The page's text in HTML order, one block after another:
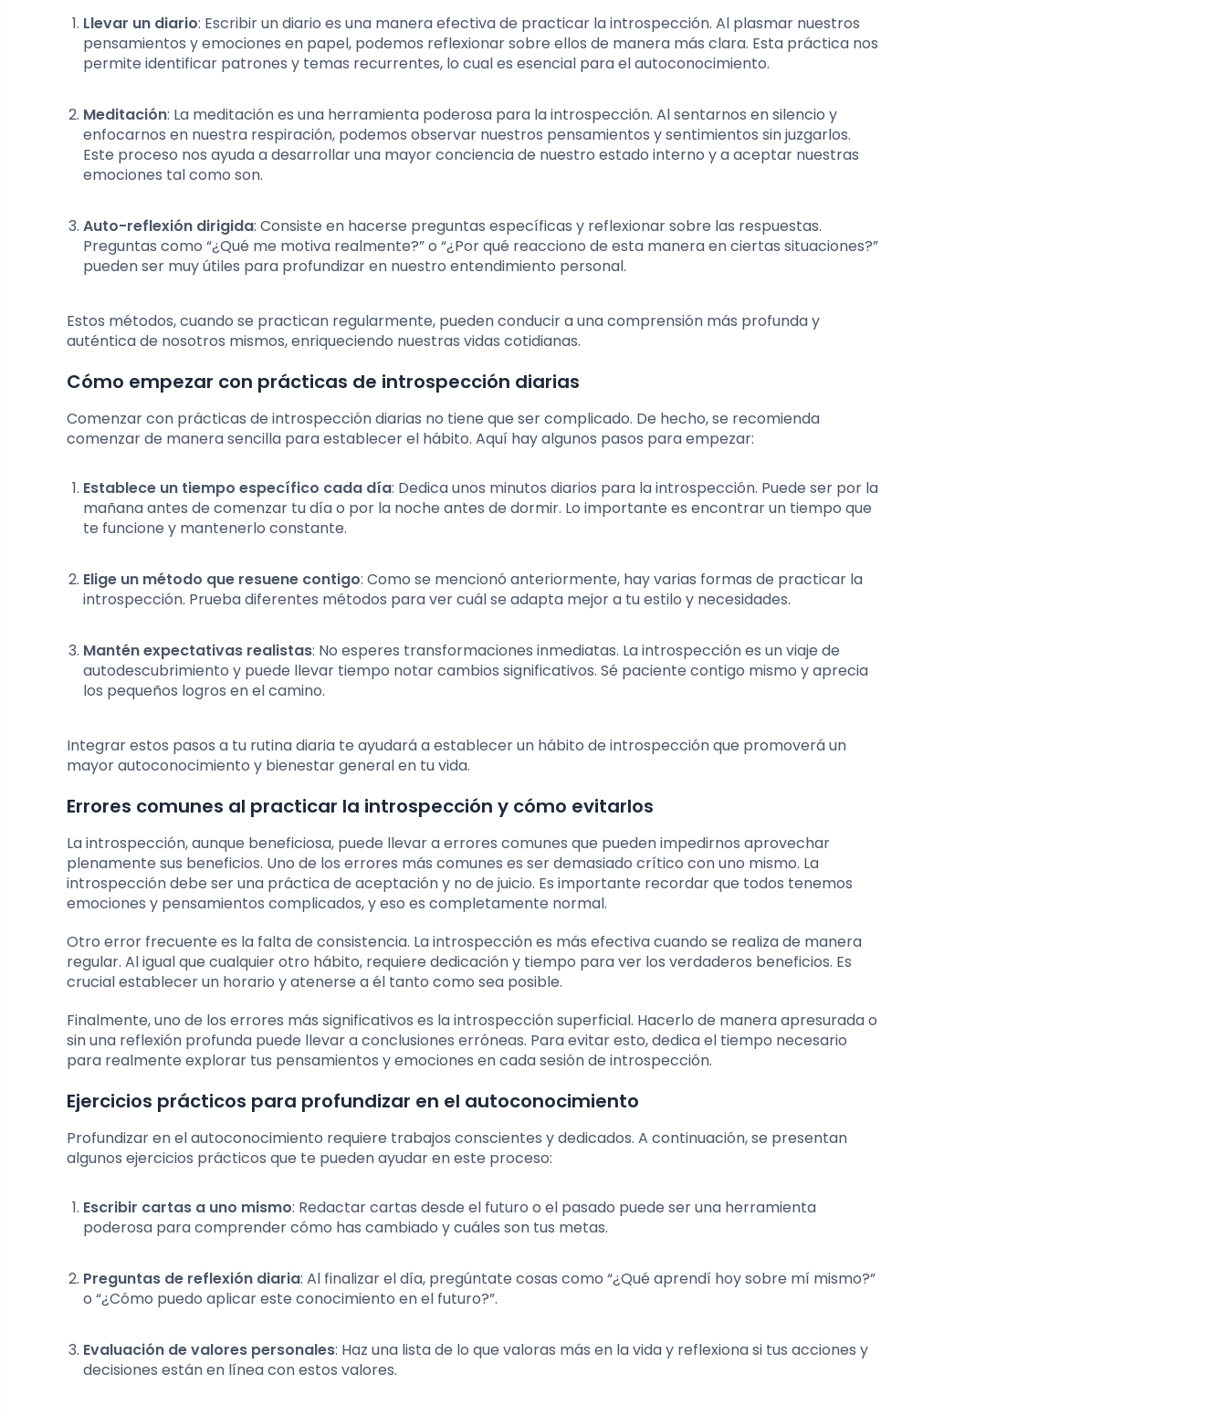
Llevar un diario: Escribir un diario es una manera efectiva de practicar la introspección. Al plasmar nuestros
pensamientos y emociones en papel, podemos reflexionar sobre ellos de manera más clara. Esta práctica nos
permite identificar patrones y temas recurrentes, lo cual es esencial para el autoconocimiento.
Meditación: La meditación es una herramienta poderosa para la introspección. Al sentarnos en silencio y
enfocarnos en nuestra respiración, podemos observar nuestros pensamientos y sentimientos sin juzgarlos.
Este proceso nos ayuda a desarrollar una mayor conciencia de nuestro estado interno y a aceptar nuestras
emociones tal como son.
Auto-reflexión dirigida: Consiste en hacerse preguntas específicas y reflexionar sobre las respuestas.
Preguntas como “¿Qué me motiva realmente?” o “¿Por qué reacciono de esta manera en ciertas situaciones?”
pueden ser muy útiles para profundizar en nuestro entendimiento personal.
Estos métodos, cuando se practican regularmente, pueden conducir a una comprensión más profunda y
auténtica de nosotros mismos, enriqueciendo nuestras vidas cotidianas.
Cómo empezar con prácticas de introspección diarias
Comenzar con prácticas de introspección diarias no tiene que ser complicado. De hecho, se recomienda
comenzar de manera sencilla para establecer el hábito. Aquí hay algunos pasos para empezar:
Establece un tiempo específico cada día: Dedica unos minutos diarios para la introspección. Puede ser por la
mañana antes de comenzar tu día o por la noche antes de dormir. Lo importante es encontrar un tiempo que
te funcione y mantenerlo constante.
Elige un método que resuene contigo: Como se mencionó anteriormente, hay varias formas de practicar la
introspección. Prueba diferentes métodos para ver cuál se adapta mejor a tu estilo y necesidades.
Mantén expectativas realistas: No esperes transformaciones inmediatas. La introspección es un viaje de
autodescubrimiento y puede llevar tiempo notar cambios significativos. Sé paciente contigo mismo y aprecia
los pequeños logros en el camino.
Integrar estos pasos a tu rutina diaria te ayudará a establecer un hábito de introspección que promoverá un
mayor autoconocimiento y bienestar general en tu vida.
Errores comunes al practicar la introspección y cómo evitarlos
La introspección, aunque beneficiosa, puede llevar a errores comunes que pueden impedirnos aprovechar
plenamente sus beneficios. Uno de los errores más comunes es ser demasiado crítico con uno mismo. La
introspección debe ser una práctica de aceptación y no de juicio. Es importante recordar que todos tenemos
emociones y pensamientos complicados, y eso es completamente normal.
Otro error frecuente es la falta de consistencia. La introspección es más efectiva cuando se realiza de manera
regular. Al igual que cualquier otro hábito, requiere dedicación y tiempo para ver los verdaderos beneficios. Es
crucial establecer un horario y atenerse a él tanto como sea posible.
Finalmente, uno de los errores más significativos es la introspección superficial. Hacerlo de manera apresurada o
sin una reflexión profunda puede llevar a conclusiones erróneas. Para evitar esto, dedica el tiempo necesario
para realmente explorar tus pensamientos y emociones en cada sesión de introspección.
Ejercicios prácticos para profundizar en el autoconocimiento
Profundizar en el autoconocimiento requiere trabajos conscientes y dedicados. A continuación, se presentan
algunos ejercicios prácticos que te pueden ayudar en este proceso:
Escribir cartas a uno mismo: Redactar cartas desde el futuro o el pasado puede ser una herramienta
poderosa para comprender cómo has cambiado y cuáles son tus metas.
Preguntas de reflexión diaria: Al finalizar el día, pregúntate cosas como “¿Qué aprendí hoy sobre mí mismo?”
o “¿Cómo puedo aplicar este conocimiento en el futuro?”.
Evaluación de valores personales: Haz una lista de lo que valoras más en la vida y reflexiona si tus acciones y
decisiones están en línea con estos valores.